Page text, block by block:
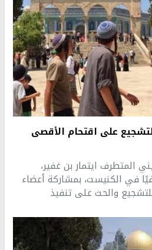
على اقتحام الأقصى
المتطرف ايتمار بن غفير،
في الكنيست، بمشاركة أعضاء
والحث على تنفيذ